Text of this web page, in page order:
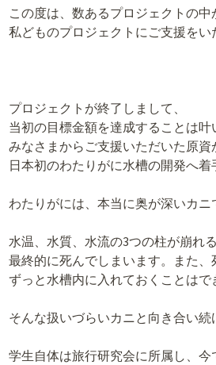
この度は、数あるプロジェクトの中
私どものプロジェクトにご支援をい
プロジェクトが終了しまして、
当初の目標金額を達成することは叶
みなさまからご支援いただいた原資
日本初のわたりがに水槽の開発へ着
わたりがには、本当に奥が深いカニ
水温、水質、水流の3つの柱が崩れ
最終的に死んでしまいます。また、
ずっと水槽内に入れておくことはで
そんな扱いづらいカニと向き合い続
学生自体は旅行研究会に所属し、今